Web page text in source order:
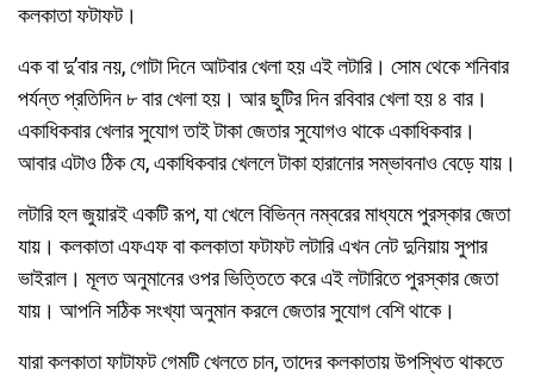
কলকাতা ফটাফট।
এক বা দু’বার নয়, গোটা দিনে আটবার খেলা হয় এই লটারি। সোম থেকে শনিবার
পর্যন্ত প্রতিদিন ৮ বার খেলা হয়। আর ছুটির দিন রবিবার খেলা হয় ৪ বার।
একাধিকবার খেলার সুযোগ তাই টাকা জেতার সুযোগও থাকে একাধিকবার।
আবার এটাও ঠিক যে, একাধিকবার খেললে টাকা হারানোর সম্ভাবনাও বেড়ে যায়।
লটারি হল জুয়ারই একটি রূপ, যা খেলে বিভিন্ন নম্বরের মাধ্যমে পুরস্কার জেতা
যায়। কলকাতা এফএফ বা কলকাতা ফটাফট লটারি এখন নেট দুনিয়ায় সুপার
ভাইরাল। মূলত অনুমানের ওপর ভিত্তিতে করে এই লটারিতে পুরস্কার জেতা
যায়। আপনি সঠিক সংখ্যা অনুমান করলে জেতার সুযোগ বেশি থাকে।
যারা কলকাতা ফাটাফট গেমটি খেলতে চান, তাদের কলকাতায় উপস্থিত থাকতে